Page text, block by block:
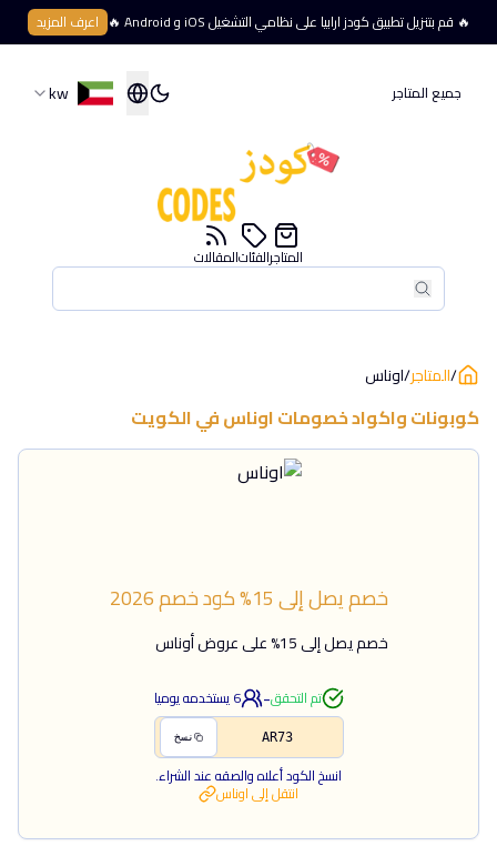
🔥 قم بتنزيل تطبيق كودز ارابيا على نظامي التشغيل iOS و Android 🔥 اعرف المزيد
جميع المتاجر kw
بحث
بحث
المتاجرالفئاتالمقالات
/المتاجر/اوناس
كوبونات واكواد خصوماتاوناسفيالكويت
خصم يصل إلى 15% كود خصم2026
خصم يصل إلى 15% على عروض أوناس
تم التحقق-
6يستخدمه يوميا
AR73 نسخ
انسخ الكود أعلاه والصقه عند الشراء.
انتقل إلىاوناس